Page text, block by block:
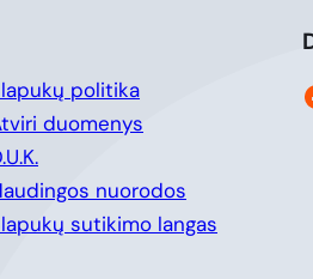
politika
duomenys
nuorodos
sutikimo langas